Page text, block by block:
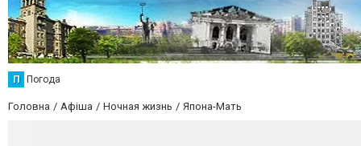
П Погода
Головна Афіша Ночная жизнь Япона-Мать